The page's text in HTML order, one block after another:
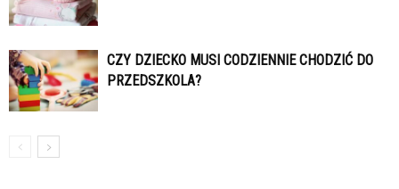
CZY DZIECKO MUSI CODZIENNIE CHODZIĆ DO
PRZEDSZKOLA?